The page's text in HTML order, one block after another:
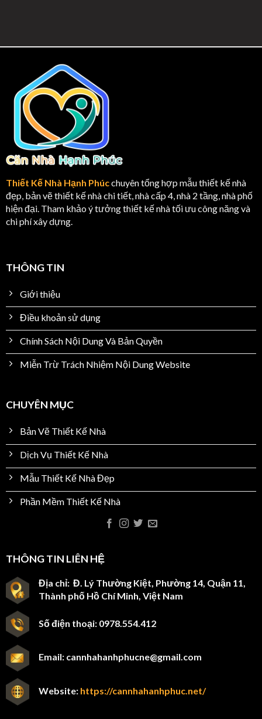
Thiết Kế Nhà Hạnh Phúcchuyên tổng hợp mẫu thiết kế nhà
đẹp, bản vẽ thiết kế nhà chi tiết, nhà cấp 4, nhà 2 tầng, nhà phố
hiện đại. Tham khảo ý tưởng thiết kế nhà tối ưu công năng và
chi phí xây dựng.
THÔNG TIN
Giới thiệu
Điều khoản sử dụng
Chính Sách Nội Dung Và Bản Quyền
Miễn Trừ Trách Nhiệm Nội Dung Website
CHUYÊN MỤC
Bản Vẽ Thiết Kế Nhà
Dịch Vụ Thiết Kế Nhà
Mẫu Thiết Kế Nhà Đẹp
Phần Mềm Thiết Kế Nhà
THÔNG TIN LIÊN HỆ
Địa chỉ: Đ. Lý Thường Kiệt, Phường 14, Quận 11,
Thành phố Hồ Chí Minh, Việt Nam
Số điện thoại: 0978.554.412
Email: cannhahanhphucne@gmail.com
Website: https://cannhahanhphuc.net/